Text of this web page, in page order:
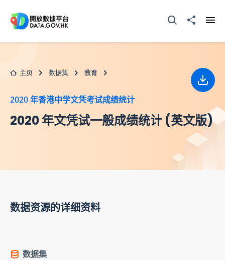
打开搜寻器分享至
主页 数据集 教育
2020 年香港中学文凭考试成绩统计
2020 年文凭试一般成绩统计 (英文版)
下载
数据资源的详细资料
数据集